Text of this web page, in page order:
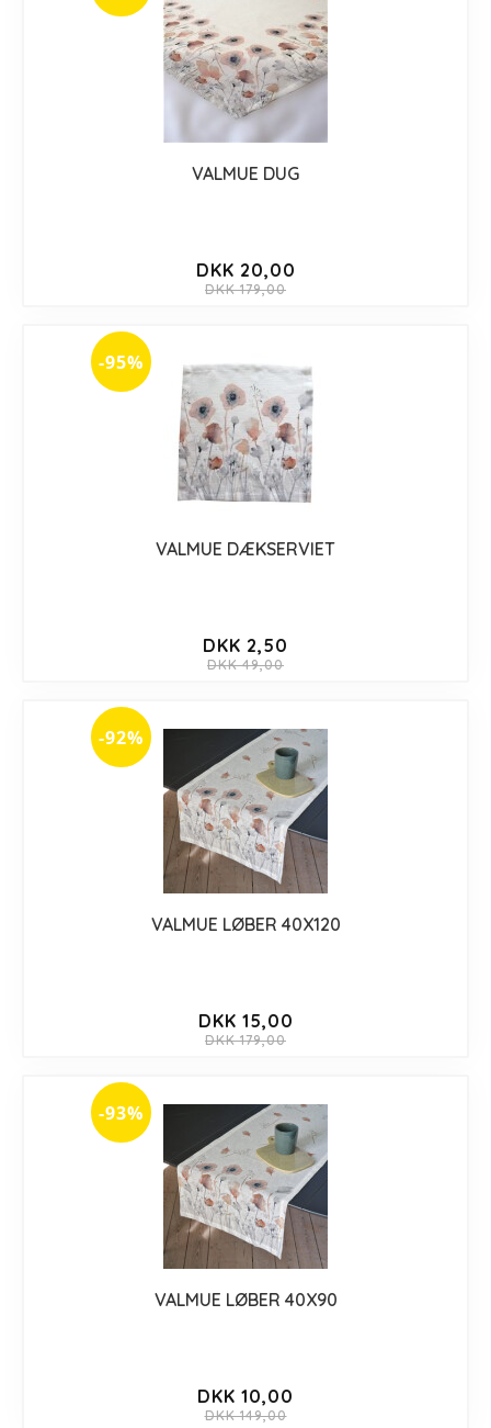
VALMUE DUG
DKK 20,00
DKK 179,00
-95%
VALMUE DÆKSERVIET
DKK 2,50
DKK 49,00
-92%
VALMUE LØBER 40X120
DKK 15,00
DKK 179,00
-93%
VALMUE LØBER 40X90
DKK 10,00
DKK 149,00